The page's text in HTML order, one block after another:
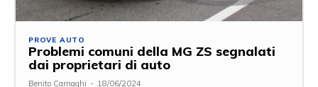
PROVE AUTO
Problemi comuni della MG ZS segnalati
dai proprietari di auto
Benito Carnaghi - 18/06/2024